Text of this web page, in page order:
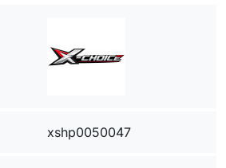
xshp0050047